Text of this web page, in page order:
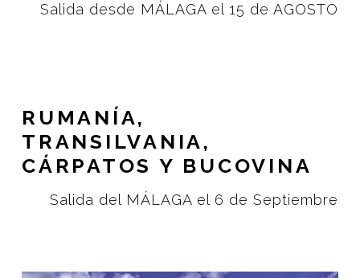
Salida desde MÁLAGA el 15 de AGOSTO
RUMANÍA,
TRANSILVANIA,
CÁRPATOS Y BUCOVINA
Salida del MÁLAGA el 6 de Septiembre